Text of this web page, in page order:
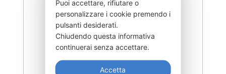
Puoi accettare, rifiutare o
personalizzare i cookie premendo i
pulsanti desiderati.
Chiudendo questa informativa
continuerai senza accettare.
Accetta